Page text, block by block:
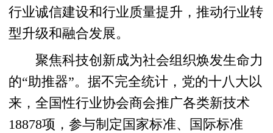
行业诚信建设和行业质量提升，推动行业转
型升级和融合发展。
聚焦科技创新成为社会组织焕发生命力
的“助推器”。据不完全统计，党的十八大以
来，全国性行业协会商会推广各类新技术
18878项，参与制定国家标准、国际标准